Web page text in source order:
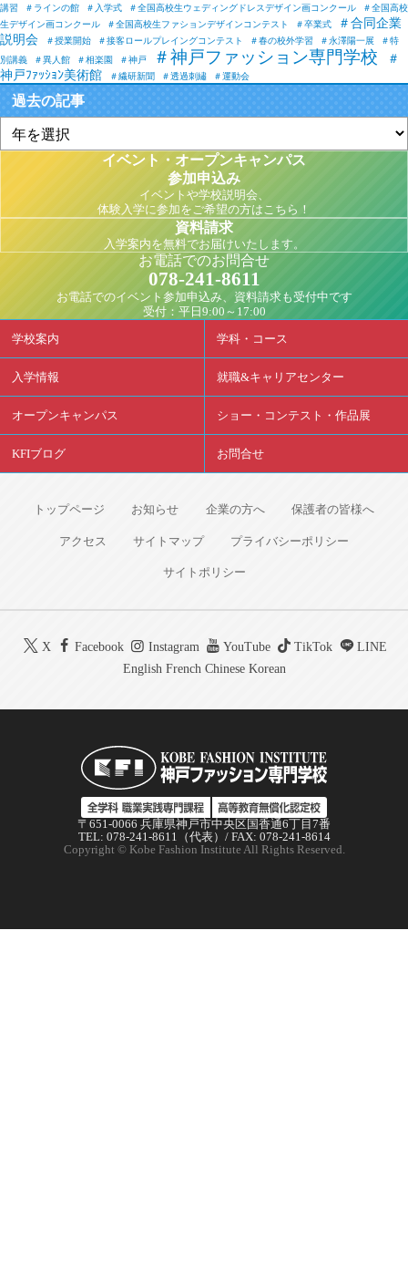
講習
＃ラインの館 ＃入学式 ＃全国高校生ウェディングドレスデザイン画コンクール
＃全国高校
生デザイン画コンクール
＃全国高校生ファションデザインコンテスト ＃卒業式
＃合同企業
説明会
＃授業開始 ＃接客ロールプレイングコンテスト ＃春の校外学習 ＃永澤陽一展
＃特
別講義
＃異人館 ＃相楽園 ＃神戸 ＃神戸ファッション専門学校
＃
神戸ﾌｧｯｼｮﾝ美術館
＃繊研新聞 ＃透過刺繡 ＃運動会
過去の記事
イベント・オープンキャンパス
参加申込み
イベントや学校説明会、
体験入学に参加をご希望の方はこちら！
資料請求
入学案内を無料でお届けいたします。
お電話でのお問合せ
078-241-8611
お電話でのイベント参加申込み、資料請求も受付中です
受付：平日9:00～17:00
学校案内 学科・コース
入学情報 就職&キャリアセンター
オープンキャンパス ショー・コンテスト・作品展
KFIブログ お問合せ
トップページ お知らせ 企業の方へ 保護者の皆様へ
アクセス サイトマップ プライバシーポリシー
サイトポリシー
X Facebook Instagram YouTube TikTok
LINE
English French Chinese Korean
〒651-0066 兵庫県神戸市中央区国香通6丁目7番
TEL: 078-241-8611（代表）/ FAX: 078-241-8614
Copyright © Kobe Fashion Institute All Rights Reserved.